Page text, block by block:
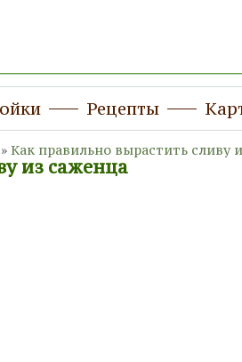
Рецепты
» Как правильно вырастить сливу
из саженца